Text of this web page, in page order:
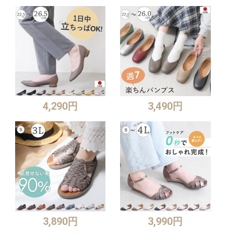
4,290円 3,490円
3,890円 3,990円